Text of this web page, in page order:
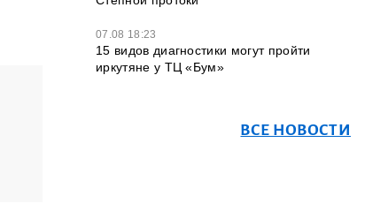
07.08 18:23
15 видов диагностики могут пройти
иркутяне у ТЦ «Бум»
ВСЕ НОВОСТИ